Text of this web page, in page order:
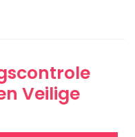
Veilige